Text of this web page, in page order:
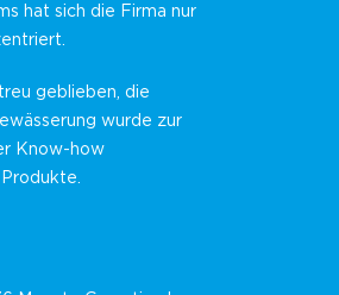
hat sich die Firma nur
geblieben, die
wurde zur
Know-how